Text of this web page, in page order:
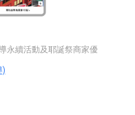
永續活動及耶誕祭商家優
)